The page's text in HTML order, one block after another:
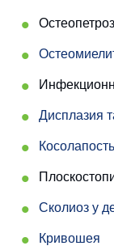
Дисплазия
Косолапость
Сколиоз у
Кривошея